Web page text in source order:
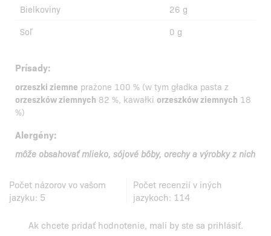
Bielkoviny
26 g
Soľ
0 g
Prísady:
orzeszki ziemne prażone 100 % (w tym gładka pasta z
orzeszków ziemnych 82 %, kawałki orzeszków ziemnych 18
%)
Alergény:
môže obsahovať mlieko, sójové bôby, orechy a výrobky z nich
Počet názorov vo vašom
jazyku: 5
Počet recenzií v iných
jazykoch: 114
Ak chcete pridať hodnotenie, mali by ste sa prihlásiť.